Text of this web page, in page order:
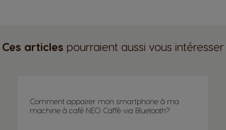
Ces articles pourraient aussi vous intéresser
Comment appairer mon smartphone à ma
machine à café NEO Caffè via Bluetooth?